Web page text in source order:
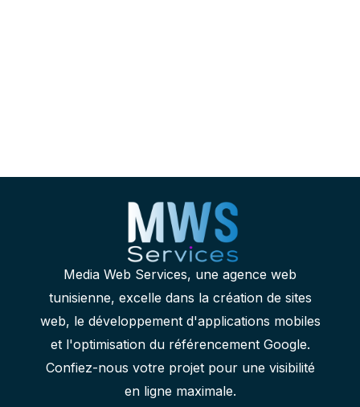
Media Web Services, une agence web
tunisienne, excelle dans la création de sites
web, le développement d'applications mobiles
et l'optimisation du référencement Google.
Confiez-nous votre projet pour une visibilité
en ligne maximale.
LinkedIn YouTube WhatsApp